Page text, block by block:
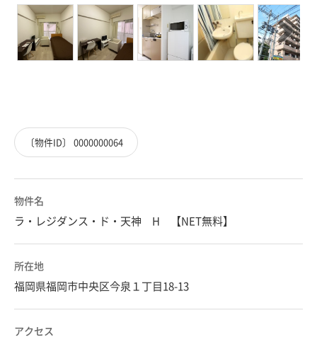
Next
〔物件ID〕 0000000064
物件名
ラ・レジダンス・ド・天神 H 【NET無料】
所在地
福岡県福岡市中央区今泉１丁目18-13
アクセス